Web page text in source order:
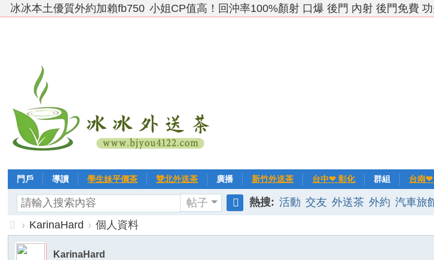
冰冰本土優質外約加賴fb750 小姐CP值高！回沖率100%顏射 口爆 後門 內射 後門免費
門戶 導讀 學生妹平價茶 雙北外送茶 廣播 新竹外送茶 台中❤ 彰化 群組 台南❤
帖子
索
熱搜: 活動 交友 外送茶 外約 汽車旅
台
› KarinaHard › 個人資料
KarinaHard